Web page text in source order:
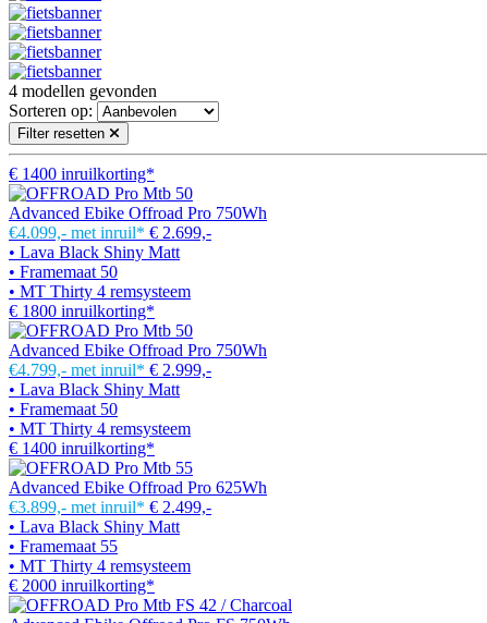
4 modellen gevonden
Sorteren op:
Filter resetten
€ 1400 inruilkorting*
Advanced Ebike Offroad Pro 750Wh
€4.099,- met inruil* € 2.699,-
• Lava Black Shiny Matt
• Framemaat 50
• MT Thirty 4 remsysteem
€ 1800 inruilkorting*
Advanced Ebike Offroad Pro 750Wh
€4.799,- met inruil* € 2.999,-
• Lava Black Shiny Matt
• Framemaat 50
• MT Thirty 4 remsysteem
€ 1400 inruilkorting*
Advanced Ebike Offroad Pro 625Wh
€3.899,- met inruil* € 2.499,-
• Lava Black Shiny Matt
• Framemaat 55
• MT Thirty 4 remsysteem
€ 2000 inruilkorting*